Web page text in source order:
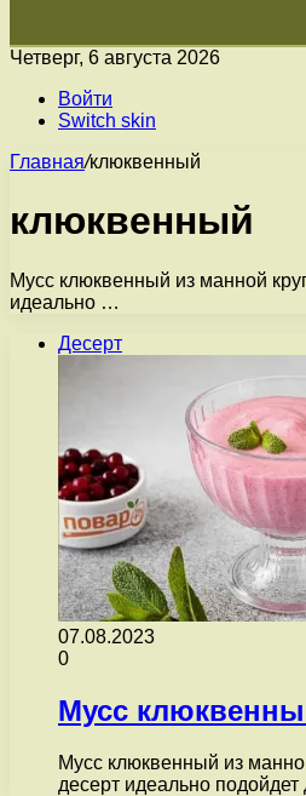
Четверг, 6 августа 2026
Войти
Switch skin
Главная/клюквенный
клюквенный
Мусс клюквенный из манной
идеально …
Десерт
07.08.2023
0
Мусс
Мусс клюквенный из
десерт идеально